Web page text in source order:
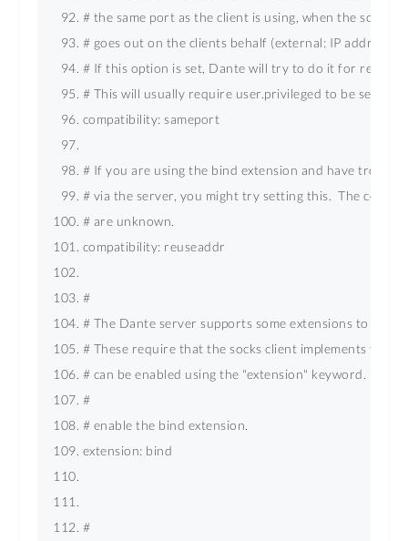
# the same port as the client is using, when the
# goes out on the clients behalf (external: IP address).
# If this option is set, Dante will try to do it for
# This will usually require user.privileged to be set to
compatibility: sameport
# If you are using the bind extension and have
# via the server, you might try setting this.  The
# are unknown.
compatibility: reuseaddr
#
# The Dante server supports some extensions to the
# These require that the socks client implements the
# can be enabled using the "extension" keyword.
#
# enable the bind extension.
extension: bind
#